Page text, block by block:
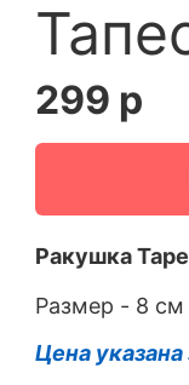
299 р
Ракушка
Размер - 8
Цена указана